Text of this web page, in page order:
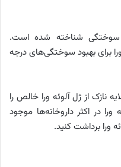
سوختگی شناخته شده است.
آلوئه ورا برای بهبود سوختگی‌های درجه
نازک از ژل آلوئه ورا خالص را
در اکثر داروخانه‌ها موجود
ورا برداشت کنید.